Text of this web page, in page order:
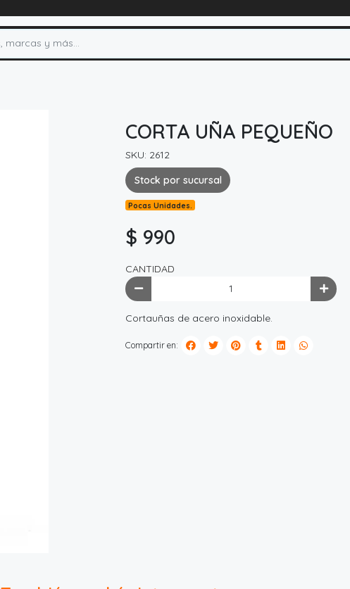
CORTA UÑA PEQUEÑO
SKU: 2612
Stock por sucursal
Pocas Unidades.
$ 990
CANTIDAD
Cortauñas de acero inoxidable.
Compartir en: